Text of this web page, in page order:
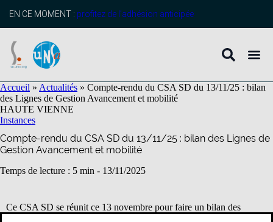
principal
EN CE MOMENT : profitez de l’adhésion anticipée
Accueil » Actualités » Compte-rendu du CSA SD du 13/11/25 : bilan
des Lignes de Gestion Avancement et mobilité
HAUTE VIENNE
Instances
Compte-rendu du CSA SD du 13/11/25 : bilan des Lignes de
Gestion Avancement et mobilité
Temps de lecture : 5 min - 13/11/2025
Ce CSA SD se réunit ce 13 novembre pour faire un bilan des